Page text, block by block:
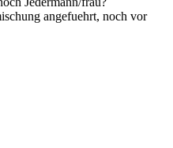
angefuehrt, noch vor